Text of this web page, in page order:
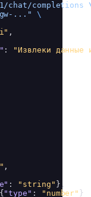
completions
..."
\
,
:
"Извлеки
,
: "string" } ,
{ "type" : "number" }